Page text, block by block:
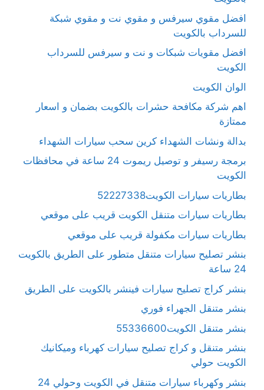
افضل مقوي سيرفس و مقوي نت و مقوي شبكة
للسرداب بالكويت
افضل مقويات شبكات و نت و سيرفس للسرداب
الكويت
الوان الكويت
اهم شركة مكافحة حشرات بالكويت بضمان و اسعار
ممتازة
بدالة ونشات الشهداء كرين سحب سيارات الشهداء
برمجة رسيفر و توصيل ريموت 24 ساعة في محافظات
الكويت
بطاريات سيارات الكويت52227338
بطاريات سيارات متنقل الكويت قريب على موقعي
بطاريات سيارات مكفولة قريب على موقعي
بنشر تصليح سيارات متنقل متطور على الطريق بالكويت
24 ساعة
بنشر كراج تصليح سيارات فينشر بالكويت على الطريق
بنشر متنقل الجهراء فوري
بنشر متنقل الكويت55336600
بنشر متنقل و كراج تصليح سيارات كهرباء وميكانيك
الكويت حولي
بنشر وكهرباء سيارات متنقل في الكويت وحولي 24